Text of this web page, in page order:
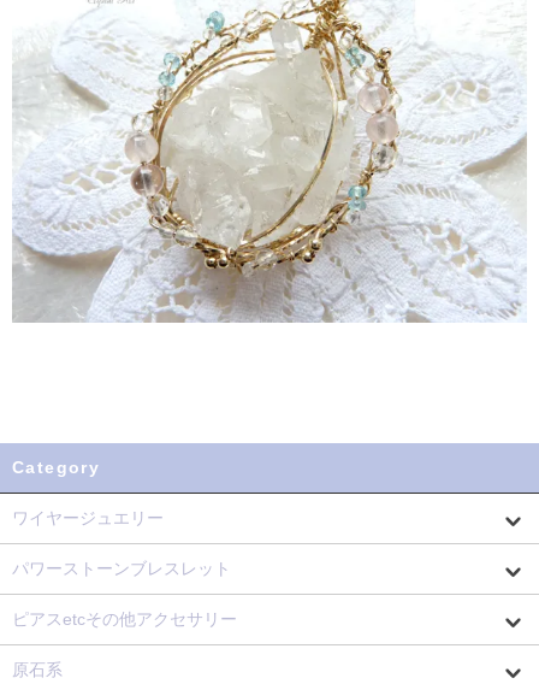
Category
ワイヤージュエリー
パワーストーンブレスレット
ピアスetcその他アクセサリー
原石系